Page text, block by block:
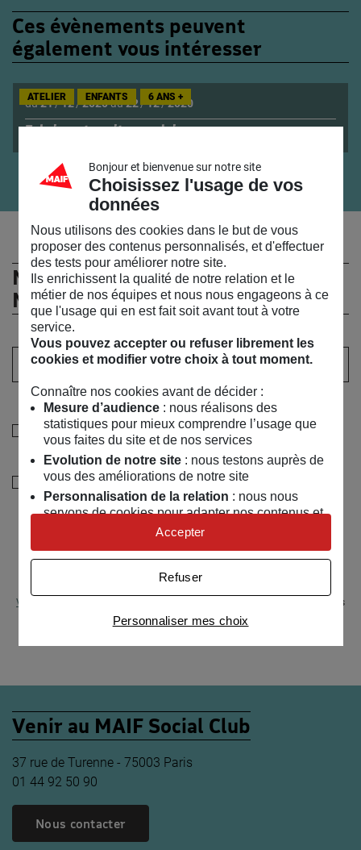
Ces évènements peuvent
également vous intéresser
Fabrique ta voiture solaire.
du21/12/2020au22/12/2020
ATELIER ENFANTS 6 ANS +
Ne manquez rien de l’actualité du
MSC !
Votre adresse email :
Sélectionner au moins un choix
Je souhaite recevoir les informations de la
programmation culturelle du MSC
Je souhaite également recevoir les alertes des ventes
découvertes du MSC
Valider
Voir un exemple de lettre d’information
Pour toute question concernant vos
données,c’est par ici
Venir au MAIF Social Club
37 rue de Turenne - 75003 Paris
01 44 92 50 90
Nous contacter
Bonjour et bienvenue sur notre site
Choisissez l'usage de vos
données
Nous utilisons des cookies dans le but de vous
proposer des contenus personnalisés, et d'effectuer
des tests pour améliorer notre site.
Ils enrichissent la qualité de notre relation et le
métier de nos équipes et nous nous engageons à ce
que l'usage qui en est fait soit avant tout à votre
service.
Vous pouvez accepter ou refuser librement les
cookies et modifier votre choix à tout moment.
Connaître nos cookies avant de décider :
Mesure d’audience: nous réalisons des
statistiques pour mieux comprendre l’usage que
vous faites du site et de nos services
Evolution de notre site: nous testons auprès de
vous des améliorations de notre site
Personnalisation de la relation : nous nous
servons de cookies pour adapter nos contenus et
personnaliser nos offres
Univers publicitaire: nous utilisons avec nos
publicités personnalisées
Personnaliser mes choix
Refuser
Accepter